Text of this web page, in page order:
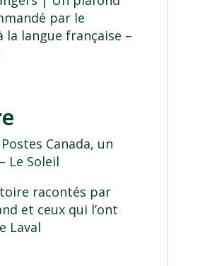
par le
la langue française –
Canada, un
Le Soleil
racontés par
et ceux qui l’ont
Laval